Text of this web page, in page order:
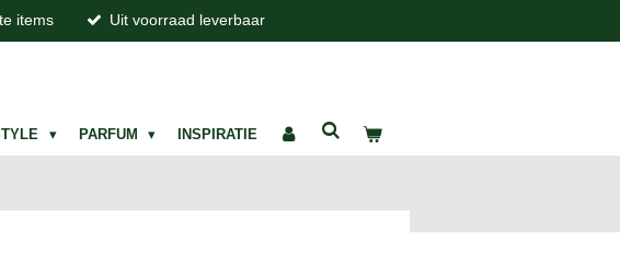
items Uit voorraad leverbaar
PARFUM INSPIRATIE